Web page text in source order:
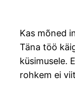
Kas mõned
Täna töö
küsimusele.
rohkem ei